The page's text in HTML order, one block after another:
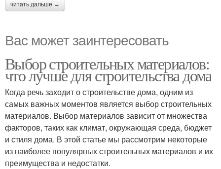
читать дальше →
Вас может заинтересовать
Выбор строительных материалов:
что лучше для строительства дома
Когда речь заходит о строительстве дома, одним из
самых важных моментов является выбор строительных
материалов. Выбор материалов зависит от множества
факторов, таких как климат, окружающая среда, бюджет
и стиля дома. В этой статье мы рассмотрим некоторые
из наиболее популярных строительных материалов и их
преимущества и недостатки.